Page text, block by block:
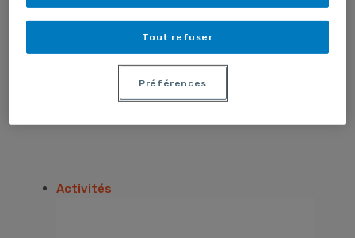
Membres
Publications
Activités
Tout refuser
Préférences